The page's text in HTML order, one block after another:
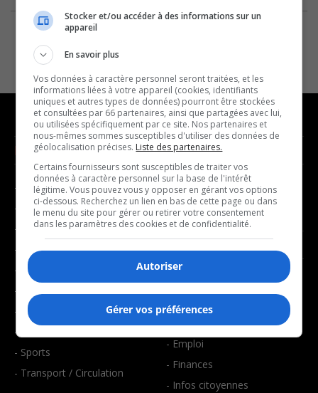
NOUVELLES
- Affaires municipales
- Communauté / Social
- Culture
- Économie
- Éducation
- Environnement
- Faits divers
- Santé et bien-être
- Sports
- Transport / Circulation
MUSIQUE
- Décompte franco
- Joué récemment
BALADOS
- Affaires
- Art de vivre
- Bien-être
- Emploi
- Finances
- Infos citoyennes
Stocker et/ou accéder à des informations sur un
appareil
En savoir plus
Vos données à caractère personnel seront traitées, et les
informations liées à votre appareil (cookies, identifiants
uniques et autres types de données) pourront être stockées
et consultées par 66 partenaires, ainsi que partagées avec lui,
ou utilisées spécifiquement par ce site. Nos partenaires et
nous-mêmes sommes susceptibles d'utiliser des données de
géolocalisation précises. Liste des partenaires.
Certains fournisseurs sont susceptibles de traiter vos
données à caractère personnel sur la base de l'intérêt
légitime. Vous pouvez vous y opposer en gérant vos options
ci-dessous. Recherchez un lien en bas de cette page ou dans
le menu du site pour gérer ou retirer votre consentement
dans les paramètres des cookies et de confidentialité.
Autoriser
Gérer vos préférences